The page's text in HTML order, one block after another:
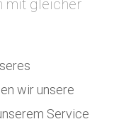
mit gleicher
wir unsere
Service